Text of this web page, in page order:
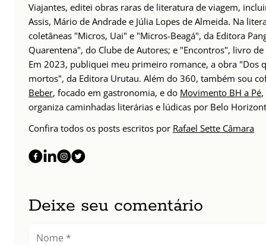
Viajantes, editei obras raras de literatura de viagem,
Assis, Mário de Andrade e Júlia Lopes de Almeida. Na
coletâneas "Micros, Uai" e "Micros-Beagá", da Editora
Quarentena", do Clube de Autores; e "Encontros", livro
Em 2023, publiquei meu primeiro romance, a obra "Dos
mortos", da Editora Urutau. Além do 360, também sou
Beber, focado em gastronomia, e do Movimento BH a Pé
organiza caminhadas literárias e lúdicas por Belo
Confira todos os posts escritos por Rafael Sette Câmara
Deixe seu comentário